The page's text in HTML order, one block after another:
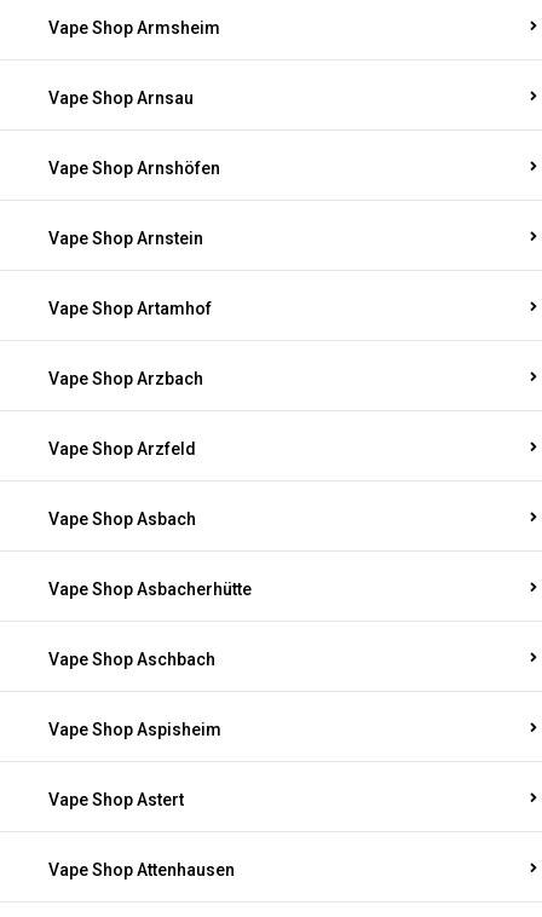
Vape Shop Armsheim
Vape Shop Arnsau
Vape Shop Arnshöfen
Vape Shop Arnstein
Vape Shop Artamhof
Vape Shop Arzbach
Vape Shop Arzfeld
Vape Shop Asbach
Vape Shop Asbacherhütte
Vape Shop Aschbach
Vape Shop Aspisheim
Vape Shop Astert
Vape Shop Attenhausen